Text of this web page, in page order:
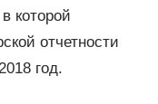
которой
отчетности
год.